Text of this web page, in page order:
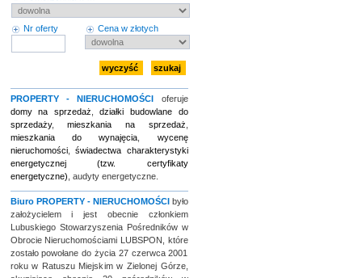
Nr oferty Cena w złotych
PROPERTY - NIERUCHOMOŚCI oferuje
domy na sprzedaż ,działki budowlane do
sprzedaży,mieszkania na sprzedaż
mieszkania do wynajęcia
wycenę
nieruchomości, świadectwa charakterystyki
energetycznej (tzw. certyfikaty
energetyczne) , audyty energetyczne.
Biuro PROPERTY - NIERUCHOMOŚCIbyło
założycielem i jest obecnie członkiem
Lubuskiego Stowarzyszenia Pośredników w
Obrocie Nieruchomościami LUBSPON, które
zostało powołane do życia 27 czerwca 2001
roku w Ratuszu Miejskim w Zielonej Górze,